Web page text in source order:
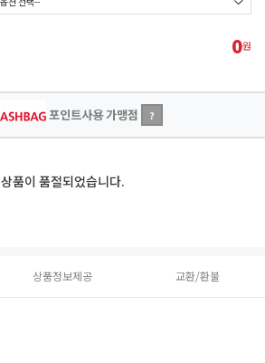
0원
포인트사용 가맹점 ?
상품이 품절되었습니다.
상품정보제공 교환/환불